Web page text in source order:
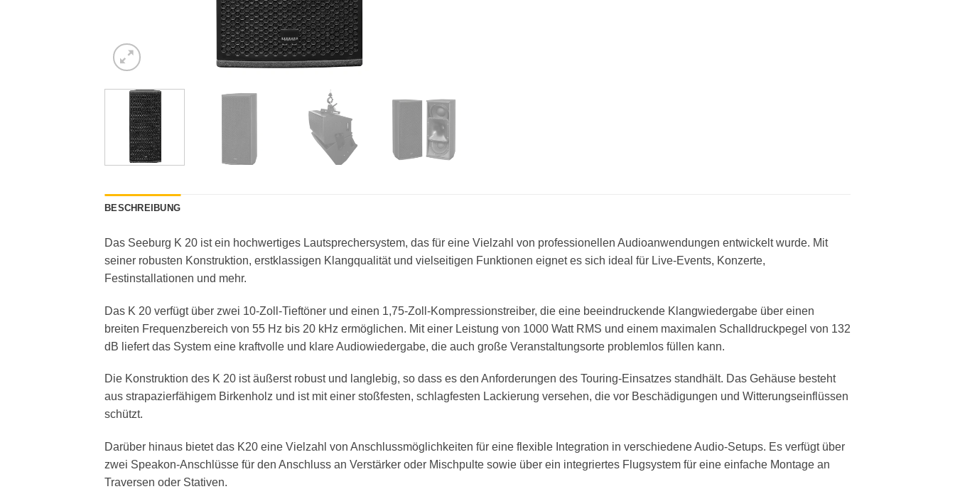
BESCHREIBUNG
Das Seeburg K 20 ist ein hochwertiges Lautsprechersystem, das für eine Vielzahl von professionellen Audioanwendungen entwickelt wurde. Mit
seiner robusten Konstruktion, erstklassigen Klangqualität und vielseitigen Funktionen eignet es sich ideal für Live-Events, Konzerte,
Festinstallationen und mehr.
Das K 20 verfügt über zwei 10-Zoll-Tieftöner und einen 1,75-Zoll-Kompressionstreiber, die eine beeindruckende Klangwiedergabe über einen
breiten Frequenzbereich von 55 Hz bis 20 kHz ermöglichen. Mit einer Leistung von 1000 Watt RMS und einem maximalen Schalldruckpegel von 132
dB liefert das System eine kraftvolle und klare Audiowiedergabe, die auch große Veranstaltungsorte problemlos füllen kann.
Die Konstruktion des K 20 ist äußerst robust und langlebig, so dass es den Anforderungen des Touring-Einsatzes standhält. Das Gehäuse besteht
aus strapazierfähigem Birkenholz und ist mit einer stoßfesten, schlagfesten Lackierung versehen, die vor Beschädigungen und Witterungseinflüssen
schützt.
Darüber hinaus bietet das K20 eine Vielzahl von Anschlussmöglichkeiten für eine flexible Integration in verschiedene Audio-Setups. Es verfügt über
zwei Speakon-Anschlüsse für den Anschluss an Verstärker oder Mischpulte sowie über ein integriertes Flugsystem für eine einfache Montage an
Traversen oder Stativen.